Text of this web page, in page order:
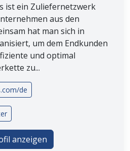
ist ein Zuliefernetzwerk
aus den
hat man sich in
um dem Endkunden
und optimal
zu...
de
anzeigen